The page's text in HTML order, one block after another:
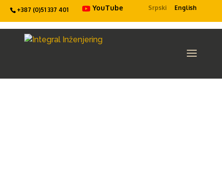
+387 (0)51 337 401 YouTube Srpski English